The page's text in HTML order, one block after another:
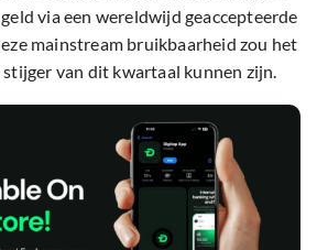
via een wereldwijd geaccepteerde
mainstream bruikbaarheid zou het
van dit kwartaal kunnen zijn.